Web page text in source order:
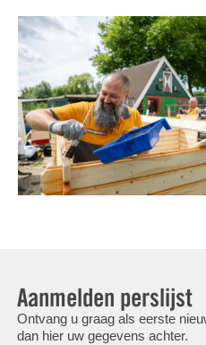
Aanmelden perslijst
Ontvang u graag als eerste
dan hier uw gegevens achter.